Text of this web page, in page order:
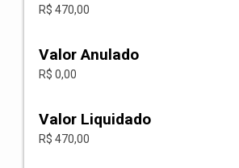
R$ 470,00
Valor Anulado
R$ 0,00
Valor Liquidado
R$ 470,00